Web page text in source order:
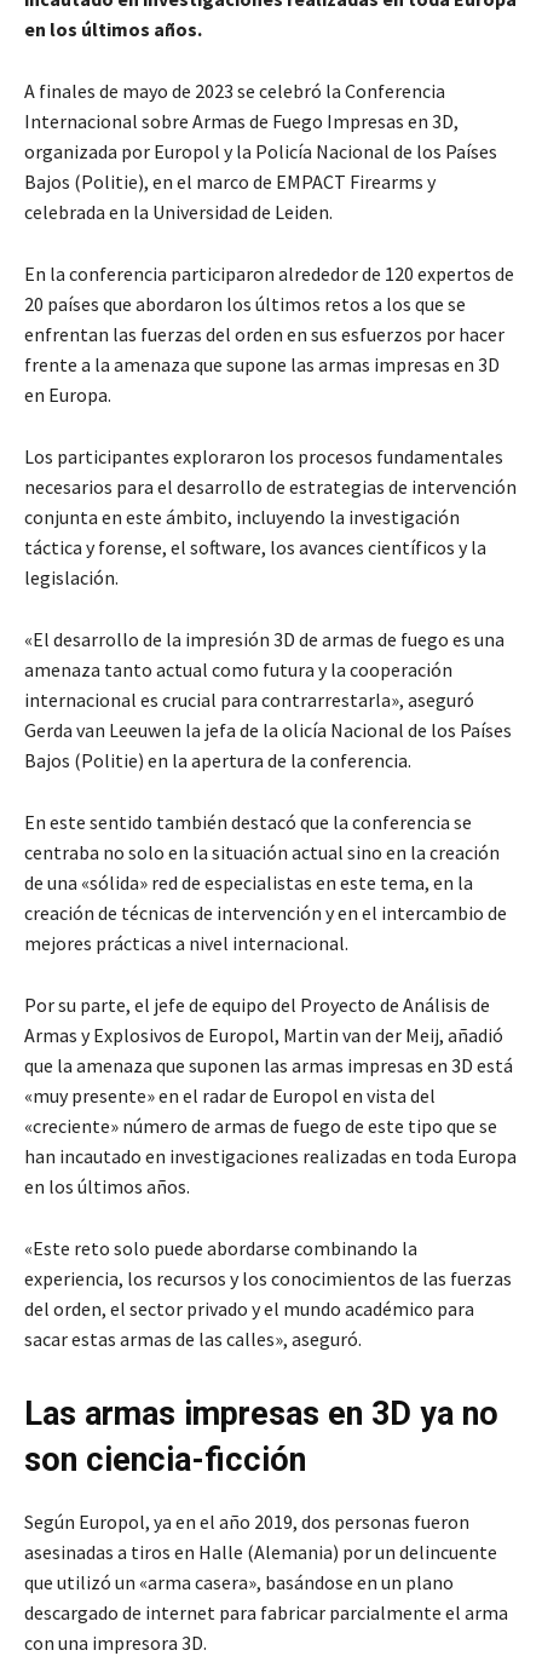
en los últimos años.
A finales de mayo de 2023 se celebró la Conferencia
Internacional sobre Armas de Fuego Impresas en 3D,
organizada por Europol y la Policía Nacional de los Países
Bajos (Politie), en el marco de EMPACT Firearms y
celebrada en la Universidad de Leiden.
En la conferencia participaron alrededor de 120 expertos de
20 países que abordaron los últimos retos a los que se
enfrentan las fuerzas del orden en sus esfuerzos por hacer
frente a la amenaza que supone las armas impresas en 3D
en Europa.
Los participantes exploraron los procesos fundamentales
necesarios para el desarrollo de estrategias de intervención
conjunta en este ámbito, incluyendo la investigación
táctica y forense, el software, los avances científicos y la
legislación.
«El desarrollo de la impresión 3D de armas de fuego es una
amenaza tanto actual como futura y la cooperación
internacional es crucial para contrarrestarla», aseguró
Gerda van Leeuwen la jefa de la olicía Nacional de los Países
Bajos (Politie) en la apertura de la conferencia.
En este sentido también destacó que la conferencia se
centraba no solo en la situación actual sino en la creación
de una «sólida» red de especialistas en este tema, en la
creación de técnicas de intervención y en el intercambio de
mejores prácticas a nivel internacional.
Por su parte, el jefe de equipo del Proyecto de Análisis de
Armas y Explosivos de Europol, Martin van der Meij, añadió
que la amenaza que suponen las armas impresas en 3D está
«muy presente» en el radar de Europol en vista del
«creciente» número de armas de fuego de este tipo que se
han incautado en investigaciones realizadas en toda Europa
en los últimos años.
«Este reto solo puede abordarse combinando la
experiencia, los recursos y los conocimientos de las fuerzas
del orden, el sector privado y el mundo académico para
sacar estas armas de las calles», aseguró.
Las armas impresas en 3D ya no
son ciencia-ficción
Según Europol, ya en el año 2019, dos personas fueron
asesinadas a tiros en Halle (Alemania) por un delincuente
que utilizó un «arma casera», basándose en un plano
descargado de internet para fabricar parcialmente el arma
con una impresora 3D.